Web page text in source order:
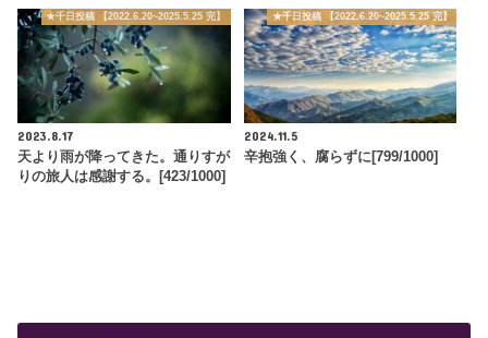
★千日投稿 【2022.6.20~2025.5.25 完】
2023.8.17
天より雨が降ってきた。通りすが
りの旅人は感謝する。[423/1000]
★千日投稿 【2022.6.20~2025.5.25 完】
2024.11.5
辛抱強く、腐らずに[799/1000]